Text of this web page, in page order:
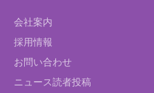
会社案内
採用情報
お問い合わせ
ニュース読者投稿